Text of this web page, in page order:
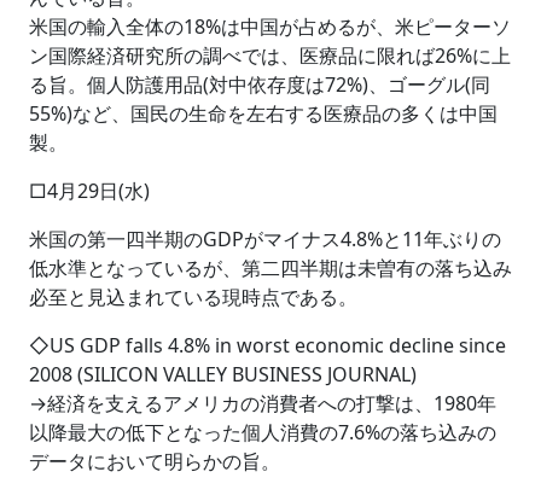
米国の輸入全体の18%は中国が占めるが、米ピーターソ
ン国際経済研究所の調べでは、医療品に限れば26%に上
る旨。個人防護用品(対中依存度は72%)、ゴーグル(同
55%)など、国民の生命を左右する医療品の多くは中国
製。
□4月29日(水)
米国の第一四半期のGDPがマイナス4.8%と11年ぶりの
低水準となっているが、第二四半期は未曽有の落ち込み
必至と見込まれている現時点である。
◇US GDP falls 4.8% in worst economic decline since
2008 (SILICON VALLEY BUSINESS JOURNAL)
→経済を支えるアメリカの消費者への打撃は、1980年
以降最大の低下となった個人消費の7.6%の落ち込みの
データにおいて明らかの旨。